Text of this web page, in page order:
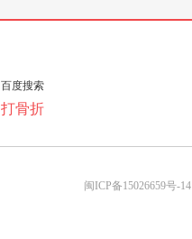
百度搜索
打骨折
闽ICP备15026659号-14